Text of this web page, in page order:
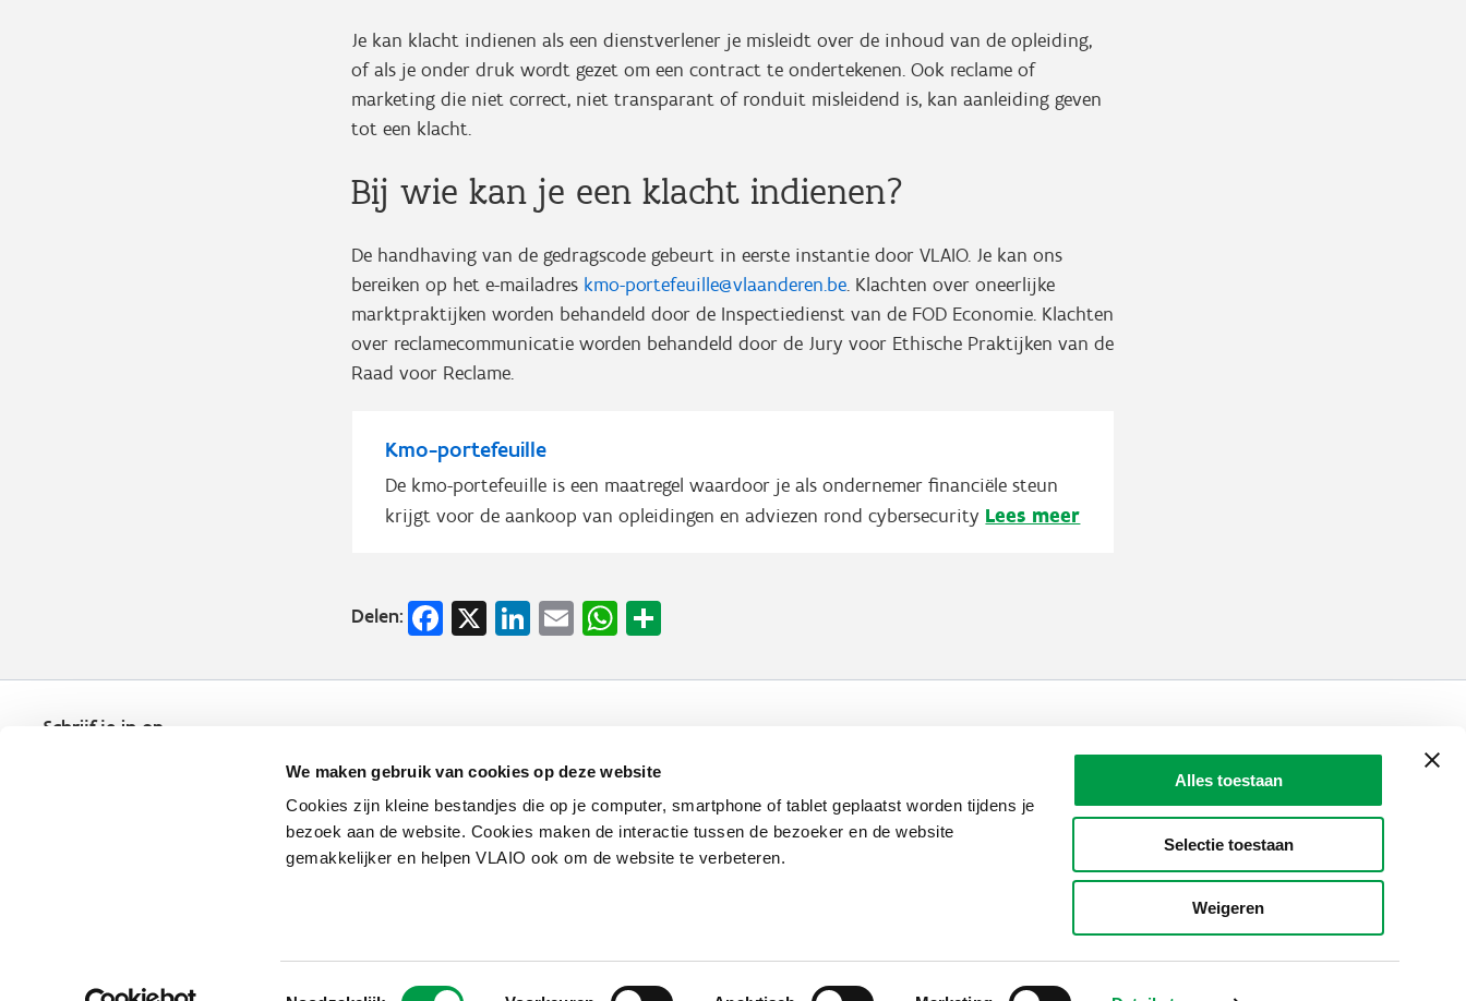
We maken gebruik van cookies op deze website
Cookies zijn kleine bestandjes die op je computer, smartphone of tablet geplaatst worden tijdens je
bezoek aan de website. Cookies maken de interactie tussen de bezoeker en de website
gemakkelijker en helpen VLAIO ook om de website te verbeteren.
Toestemmingsselectie
Alles toestaan
Selectie toestaan
Weigeren
Je kan klacht indienen als een dienstverlener je misleidt over de inhoud van de opleiding,
of als je onder druk wordt gezet om een contract te ondertekenen. Ook reclame of
marketing die niet correct, niet transparant of ronduit misleidend is, kan aanleiding geven
tot een klacht.
Bij wie kan je een klacht indienen?
De handhaving van de gedragscode gebeurt in eerste instantie door VLAIO. Je kan ons
bereiken op het e-mailadres kmo-portefeuille@vlaanderen.be. Klachten over oneerlijke
marktpraktijken worden behandeld door de Inspectiedienst van de FOD Economie. Klachten
over reclamecommunicatie worden behandeld door de Jury voor Ethische Praktijken van de
Raad voor Reclame.
Kmo-portefeuille
De kmo-portefeuille is een maatregel waardoor je als ondernemer financiële steun
krijgt voor de aankoop van opleidingen en adviezen rond cybersecurity Lees meer
Delen: Facebook
X LinkedIn
EmailWhatsApp
Schrijf je in op
Communicatieverplichtingen & logo's Klachten, meldingen & fraudebestrijding